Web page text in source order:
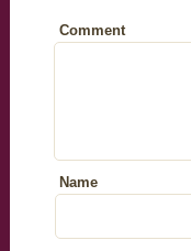
Comment
Name